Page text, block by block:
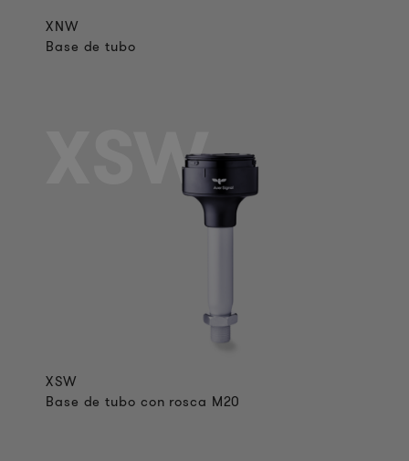
XNW
Base de tubo
XSW
XSW
Base de tubo con rosca M20